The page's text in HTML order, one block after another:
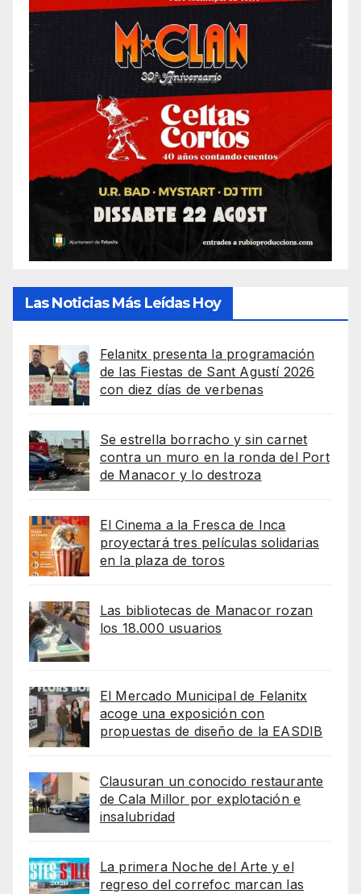
Las Noticias Más Leídas Hoy
Felanitx presenta la programación
de las Fiestas de Sant Agustí 2026
con diez días de verbenas
Se estrella borracho y sin carnet
contra un muro en la ronda del Port
de Manacor y lo destroza
El Cinema a la Fresca de Inca
proyectará tres películas solidarias
en la plaza de toros
Las bibliotecas de Manacor rozan
los 18.000 usuarios
El Mercado Municipal de Felanitx
acoge una exposición con
propuestas de diseño de la EASDIB
Clausuran un conocido restaurante
de Cala Millor por explotación e
insalubridad
La primera Noche del Arte y el
regreso del correfoc marcan las